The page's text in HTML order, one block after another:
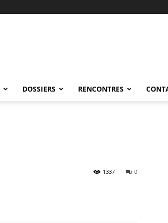
DOSSIERS RENCONTRES
0
1337